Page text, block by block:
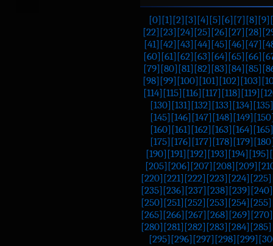
[0] [1] [2] [3] [4] [5] [6] [7] [8] [9]
[22] [23] [24] [25] [26] [27] [28]
[41] [42] [43] [44] [45] [46] [47]
[60] [61] [62] [63] [64] [65] [66]
[79] [80] [81] [82] [83] [84] [85]
[98] [99] [100] [101] [102] [103]
[114] [115] [116] [117] [118] [119]
[130] [131] [132] [133] [134] [135]
[145] [146] [147] [148] [149]
[160] [161] [162] [163] [164] [165]
[175] [176] [177] [178] [179]
[190] [191] [192] [193] [194] [195]
[205] [206] [207] [208] [209]
[220] [221] [222] [223] [224] [225]
[235] [236] [237] [238] [239] [240]
[250] [251] [252] [253] [254] [255]
[265] [266] [267] [268] [269] [270]
[280] [281] [282] [283] [284] [285]
[295] [296] [297] [298] [299]